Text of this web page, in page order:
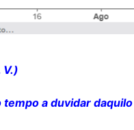
V.)
tempo a duvidar daquilo